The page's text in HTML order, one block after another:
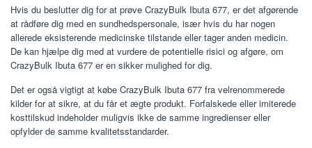
Hvis du beslutter dig for at prøve CrazyBulk Ibuta 677, er det afgørende
at rådføre dig med en sundhedspersonale, især hvis du har nogen
allerede eksisterende medicinske tilstande eller tager anden medicin.
De kan hjælpe dig med at vurdere de potentielle risici og afgøre, om
CrazyBulk Ibuta 677 er en sikker mulighed for dig.
Det er også vigtigt at købe CrazyBulk Ibuta 677 fra velrenommerede
kilder for at sikre, at du får et ægte produkt. Forfalskede eller imiterede
kosttilskud indeholder muligvis ikke de samme ingredienser eller
opfylder de samme kvalitetsstandarder.